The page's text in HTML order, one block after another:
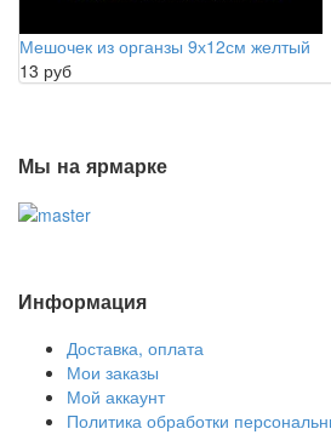
Мешочек из органзы 9х12см желтый
13 руб
Мы на ярмарке
Информация
Доставка, оплата
Мои заказы
Мой аккаунт
Политика обработки